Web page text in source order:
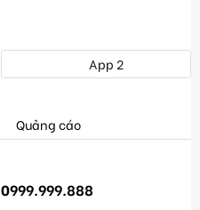
App 2
Quảng cáo
0999.999.888